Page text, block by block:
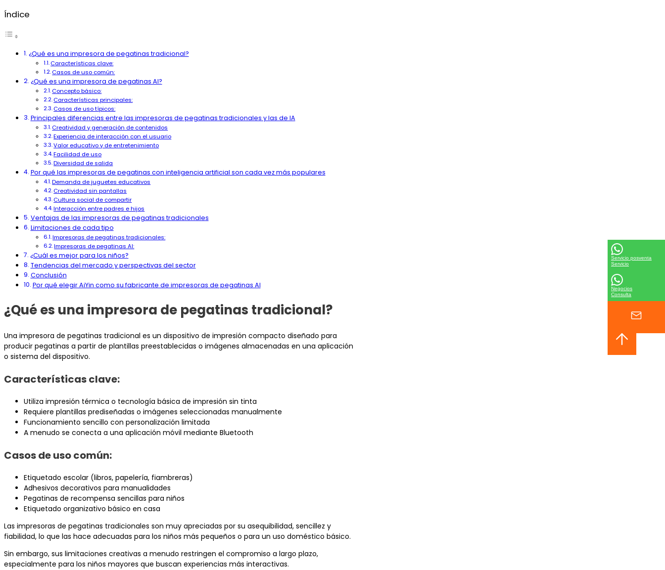
Índice
¿Qué es una impresora de pegatinas tradicional?
Características clave:
Casos de uso común:
¿Qué es una impresora de pegatinas AI?
Concepto básico:
Características principales:
Casos de uso típicos:
Principales diferencias entre las impresoras de pegatinas tradicionales y las de IA
Creatividad y generación de contenidos
Experiencia de interacción con el usuario
Valor educativo y de entretenimiento
Facilidad de uso
Diversidad de salida
Por qué las impresoras de pegatinas con inteligencia artificial son cada vez más populares
Demanda de juguetes educativos
Creatividad sin pantallas
Cultura social de compartir
Interacción entre padres e hijos
Ventajas de las impresoras de pegatinas tradicionales
Limitaciones de cada tipo
Impresoras de pegatinas tradicionales:
Impresoras de pegatinas AI:
¿Cuál es mejor para los niños?
Tendencias del mercado y perspectivas del sector
Conclusión
Por qué elegir AiYin como su fabricante de impresoras de pegatinas AI
¿Qué es una impresora de pegatinas tradicional?
Una impresora de pegatinas tradicional es un dispositivo de impresión compacto diseñado para
producir pegatinas a partir de plantillas preestablecidas o imágenes almacenadas en una aplicación
o sistema del dispositivo.
Características clave:
Utiliza impresión térmica o tecnología básica de impresión sin tinta
Requiere plantillas prediseñadas o imágenes seleccionadas manualmente
Funcionamiento sencillo con personalización limitada
A menudo se conecta a una aplicación móvil mediante Bluetooth
Casos de uso común:
Etiquetado escolar (libros, papelería, fiambreras)
Adhesivos decorativos para manualidades
Pegatinas de recompensa sencillas para niños
Etiquetado organizativo básico en casa
Las impresoras de pegatinas tradicionales son muy apreciadas por su asequibilidad, sencillez y
fiabilidad, lo que las hace adecuadas para los niños más pequeños o para un uso doméstico básico.
Sin embargo, sus limitaciones creativas a menudo restringen el compromiso a largo plazo,
especialmente para los niños mayores que buscan experiencias más interactivas.
Servicio posventa
Servicio
Negocios
Consulta